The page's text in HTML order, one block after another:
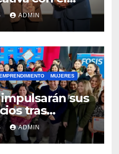
Brotes 2026
ADMIN
MUJERES
sus
tras
al FOSIS
ADMIN